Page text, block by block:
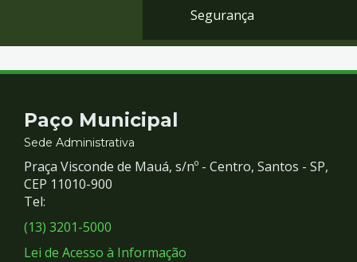
Segurança
Contato
e
Redes
Sociais
Paço Municipal
Sede Administrativa
Praça Visconde de Mauá, s/nº - Centro, Santos - SP,
CEP 11010-900
Tel:
(13) 3201-5000
Lei de Acesso à Informação